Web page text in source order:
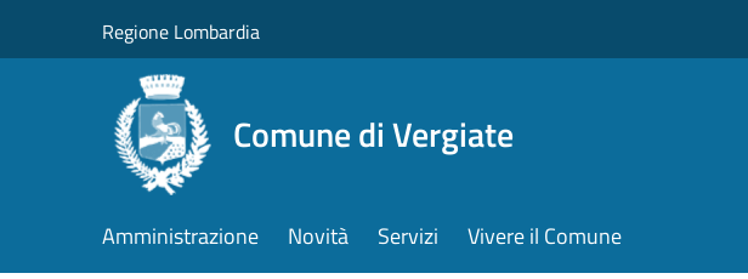
Regione Lombardia
Comune di Vergiate
Amministrazione Novità Servizi Vivere il Comune